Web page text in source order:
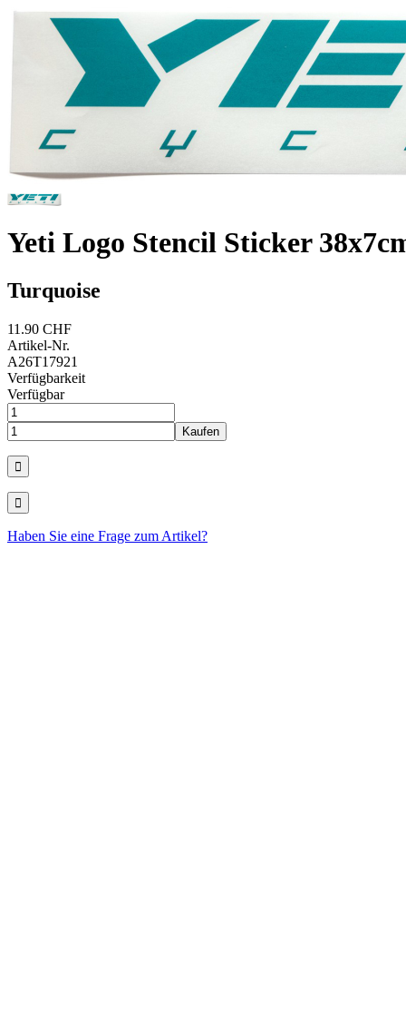
Yeti Logo Stencil Sticker
Turquoise
11.90 CHF
Artikel-Nr.
A26T17921
Verfügbarkeit
Verfügbar
Haben Sie eine Frage zum Artikel?